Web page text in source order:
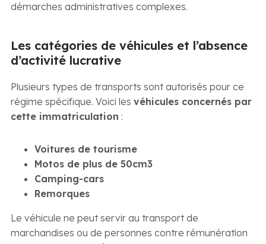
démarches administratives complexes.
Les catégories de véhicules et l’absence
d’activité lucrative
Plusieurs types de transports sont autorisés pour ce
régime spécifique. Voici les véhicules concernés par
cette immatriculation :
Voitures de tourisme
Motos de plus de 50cm3
Camping-cars
Remorques
Le véhicule ne peut servir au transport de
marchandises ou de personnes contre rémunération